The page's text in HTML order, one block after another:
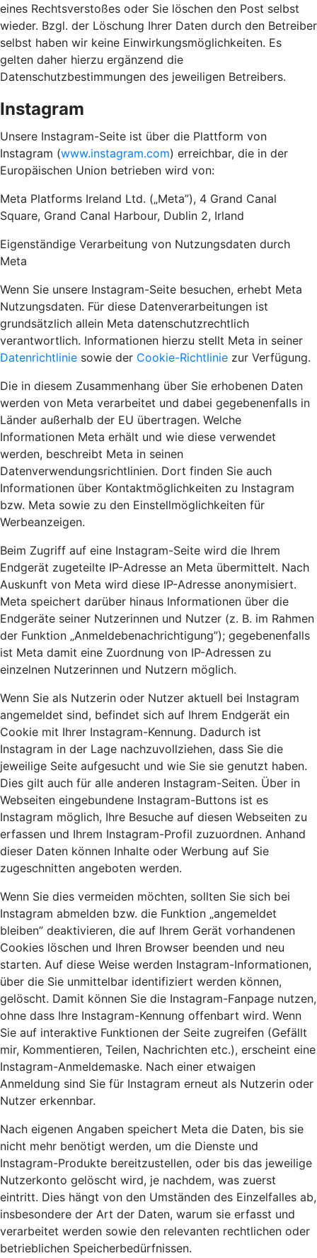
eines Rechtsverstoßes oder Sie löschen den Post selbst
wieder. Bzgl. der Löschung Ihrer Daten durch den Betreiber
selbst haben wir keine Einwirkungsmöglichkeiten. Es
gelten daher hierzu ergänzend die
Datenschutzbestimmungen des jeweiligen Betreibers.
Instagram
Unsere Instagram-Seite ist über die Plattform von
Instagram (www.instagram.com) erreichbar, die in der
Europäischen Union betrieben wird von:
Meta Platforms Ireland Ltd. („Meta”), 4 Grand Canal
Square, Grand Canal Harbour, Dublin 2, Irland
Eigenständige Verarbeitung von Nutzungsdaten durch
Meta
Wenn Sie unsere Instagram-Seite besuchen, erhebt Meta
Nutzungsdaten. Für diese Datenverarbeitungen ist
grundsätzlich allein Meta datenschutzrechtlich
verantwortlich. Informationen hierzu stellt Meta in seiner
Datenrichtlinie sowie der Cookie-Richtlinie zur Verfügung.
Die in diesem Zusammenhang über Sie erhobenen Daten
werden von Meta verarbeitet und dabei gegebenenfalls in
Länder außerhalb der EU übertragen. Welche
Informationen Meta erhält und wie diese verwendet
werden, beschreibt Meta in seinen
Datenverwendungsrichtlinien. Dort finden Sie auch
Informationen über Kontaktmöglichkeiten zu Instagram
bzw. Meta sowie zu den Einstellmöglichkeiten für
Werbeanzeigen.
Beim Zugriff auf eine Instagram-Seite wird die Ihrem
Endgerät zugeteilte IP-Adresse an Meta übermittelt. Nach
Auskunft von Meta wird diese IP-Adresse anonymisiert.
Meta speichert darüber hinaus Informationen über die
Endgeräte seiner Nutzerinnen und Nutzer (z. B. im Rahmen
der Funktion „Anmeldebenachrichtigung”); gegebenenfalls
ist Meta damit eine Zuordnung von IP-Adressen zu
einzelnen Nutzerinnen und Nutzern möglich.
Wenn Sie als Nutzerin oder Nutzer aktuell bei Instagram
angemeldet sind, befindet sich auf Ihrem Endgerät ein
Cookie mit Ihrer Instagram-Kennung. Dadurch ist
Instagram in der Lage nachzuvollziehen, dass Sie die
jeweilige Seite aufgesucht und wie Sie sie genutzt haben.
Dies gilt auch für alle anderen Instagram-Seiten. Über in
Webseiten eingebundene Instagram-Buttons ist es
Instagram möglich, Ihre Besuche auf diesen Webseiten zu
erfassen und Ihrem Instagram-Profil zuzuordnen. Anhand
dieser Daten können Inhalte oder Werbung auf Sie
zugeschnitten angeboten werden.
Wenn Sie dies vermeiden möchten, sollten Sie sich bei
Instagram abmelden bzw. die Funktion „angemeldet
bleiben” deaktivieren, die auf Ihrem Gerät vorhandenen
Cookies löschen und Ihren Browser beenden und neu
starten. Auf diese Weise werden Instagram-Informationen,
über die Sie unmittelbar identifiziert werden können,
gelöscht. Damit können Sie die Instagram-Fanpage nutzen,
ohne dass Ihre Instagram-Kennung offenbart wird. Wenn
Sie auf interaktive Funktionen der Seite zugreifen (Gefällt
mir, Kommentieren, Teilen, Nachrichten etc.), erscheint eine
Instagram-Anmeldemaske. Nach einer etwaigen
Anmeldung sind Sie für Instagram erneut als Nutzerin oder
Nutzer erkennbar.
Nach eigenen Angaben speichert Meta die Daten, bis sie
nicht mehr benötigt werden, um die Dienste und
Instagram-Produkte bereitzustellen, oder bis das jeweilige
Nutzerkonto gelöscht wird, je nachdem, was zuerst
eintritt. Dies hängt von den Umständen des Einzelfalles ab,
insbesondere der Art der Daten, warum sie erfasst und
verarbeitet werden sowie den relevanten rechtlichen oder
betrieblichen Speicherbedürfnissen.